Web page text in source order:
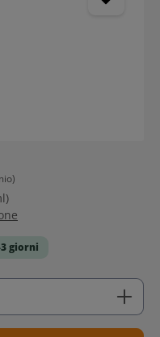
giorni
la quantità